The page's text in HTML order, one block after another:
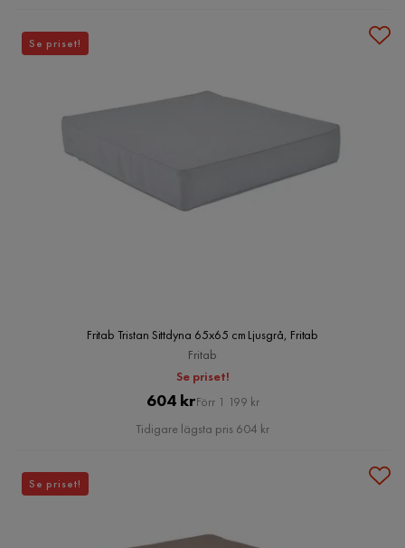
Fritab Tristan Sittdyna 65x65 cm Ljusgrå, Fritab
Fritab
Se priset!
Pris
604 kr Original
Pris
Förr 1 199 kr
Tidigare lägsta pris 604 kr
Se priset!
Se priset!